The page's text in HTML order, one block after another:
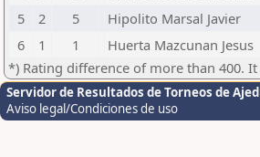
5
2 5 Hipolito Marsal Javier
6
1 1 Huerta Mazcunan Jesus
*) Rating difference of more than 400.
Servidor de Resultados de Torneos de
Aviso legal/Condiciones de uso